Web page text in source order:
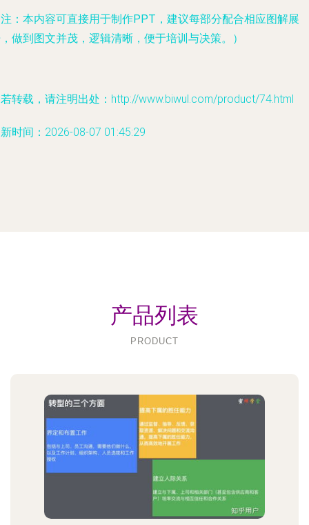
：本内容可直接用于制作PPT，建议每部分配合相应图解展
做到图文并茂，逻辑清晰，便于培训与决策。）
转载，请注明出处：http://www.biwul.com/product/74.html
时间：2026-08-07 01:45:29
产品列表
PRODUCT